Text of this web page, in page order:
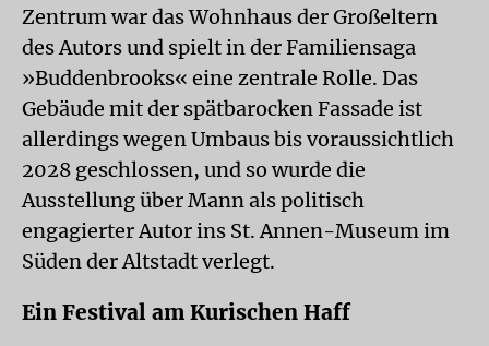
Zentrum war das Wohnhaus der Großeltern
des Autors und spielt in der Familiensaga
»Buddenbrooks« eine zentrale Rolle. Das
Gebäude mit der spätbarocken Fassade ist
allerdings wegen Umbaus bis voraussichtlich
2028 geschlossen, und so wurde die
Ausstellung über Mann als politisch
engagierter Autor ins St. Annen-Museum im
Süden der Altstadt verlegt.
Ein Festival am Kurischen Haff